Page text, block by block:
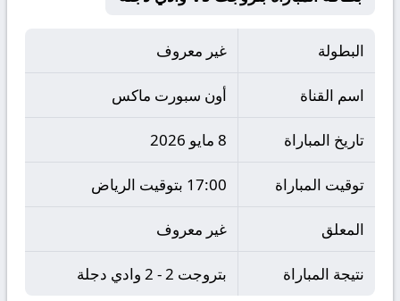
البطولة غير معروف
اسم القناة أون سبورت ماكس
تاريخ المباراة 8 مايو 2026
توقيت المباراة 17:00 بتوقيت الرياض
المعلق غير معروف
نتيجة المباراة بتروجت 2 - 2 وادي دجلة